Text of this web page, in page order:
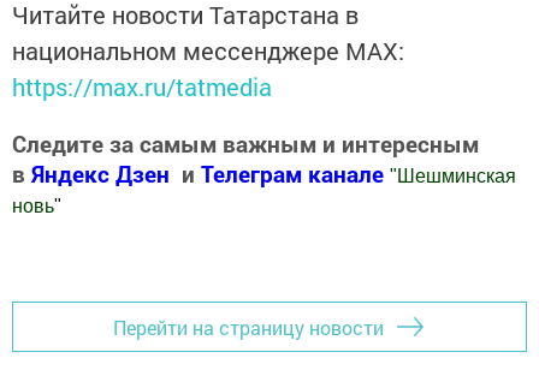
Читайте новости Татарстана в
национальном мессенджере MАХ:
https://max.ru/tatmedia
Следите за самым важным и интересным
в Яндекс Дзен и Телеграм канале " Шешминская
новь"
Перейти на страницу новости